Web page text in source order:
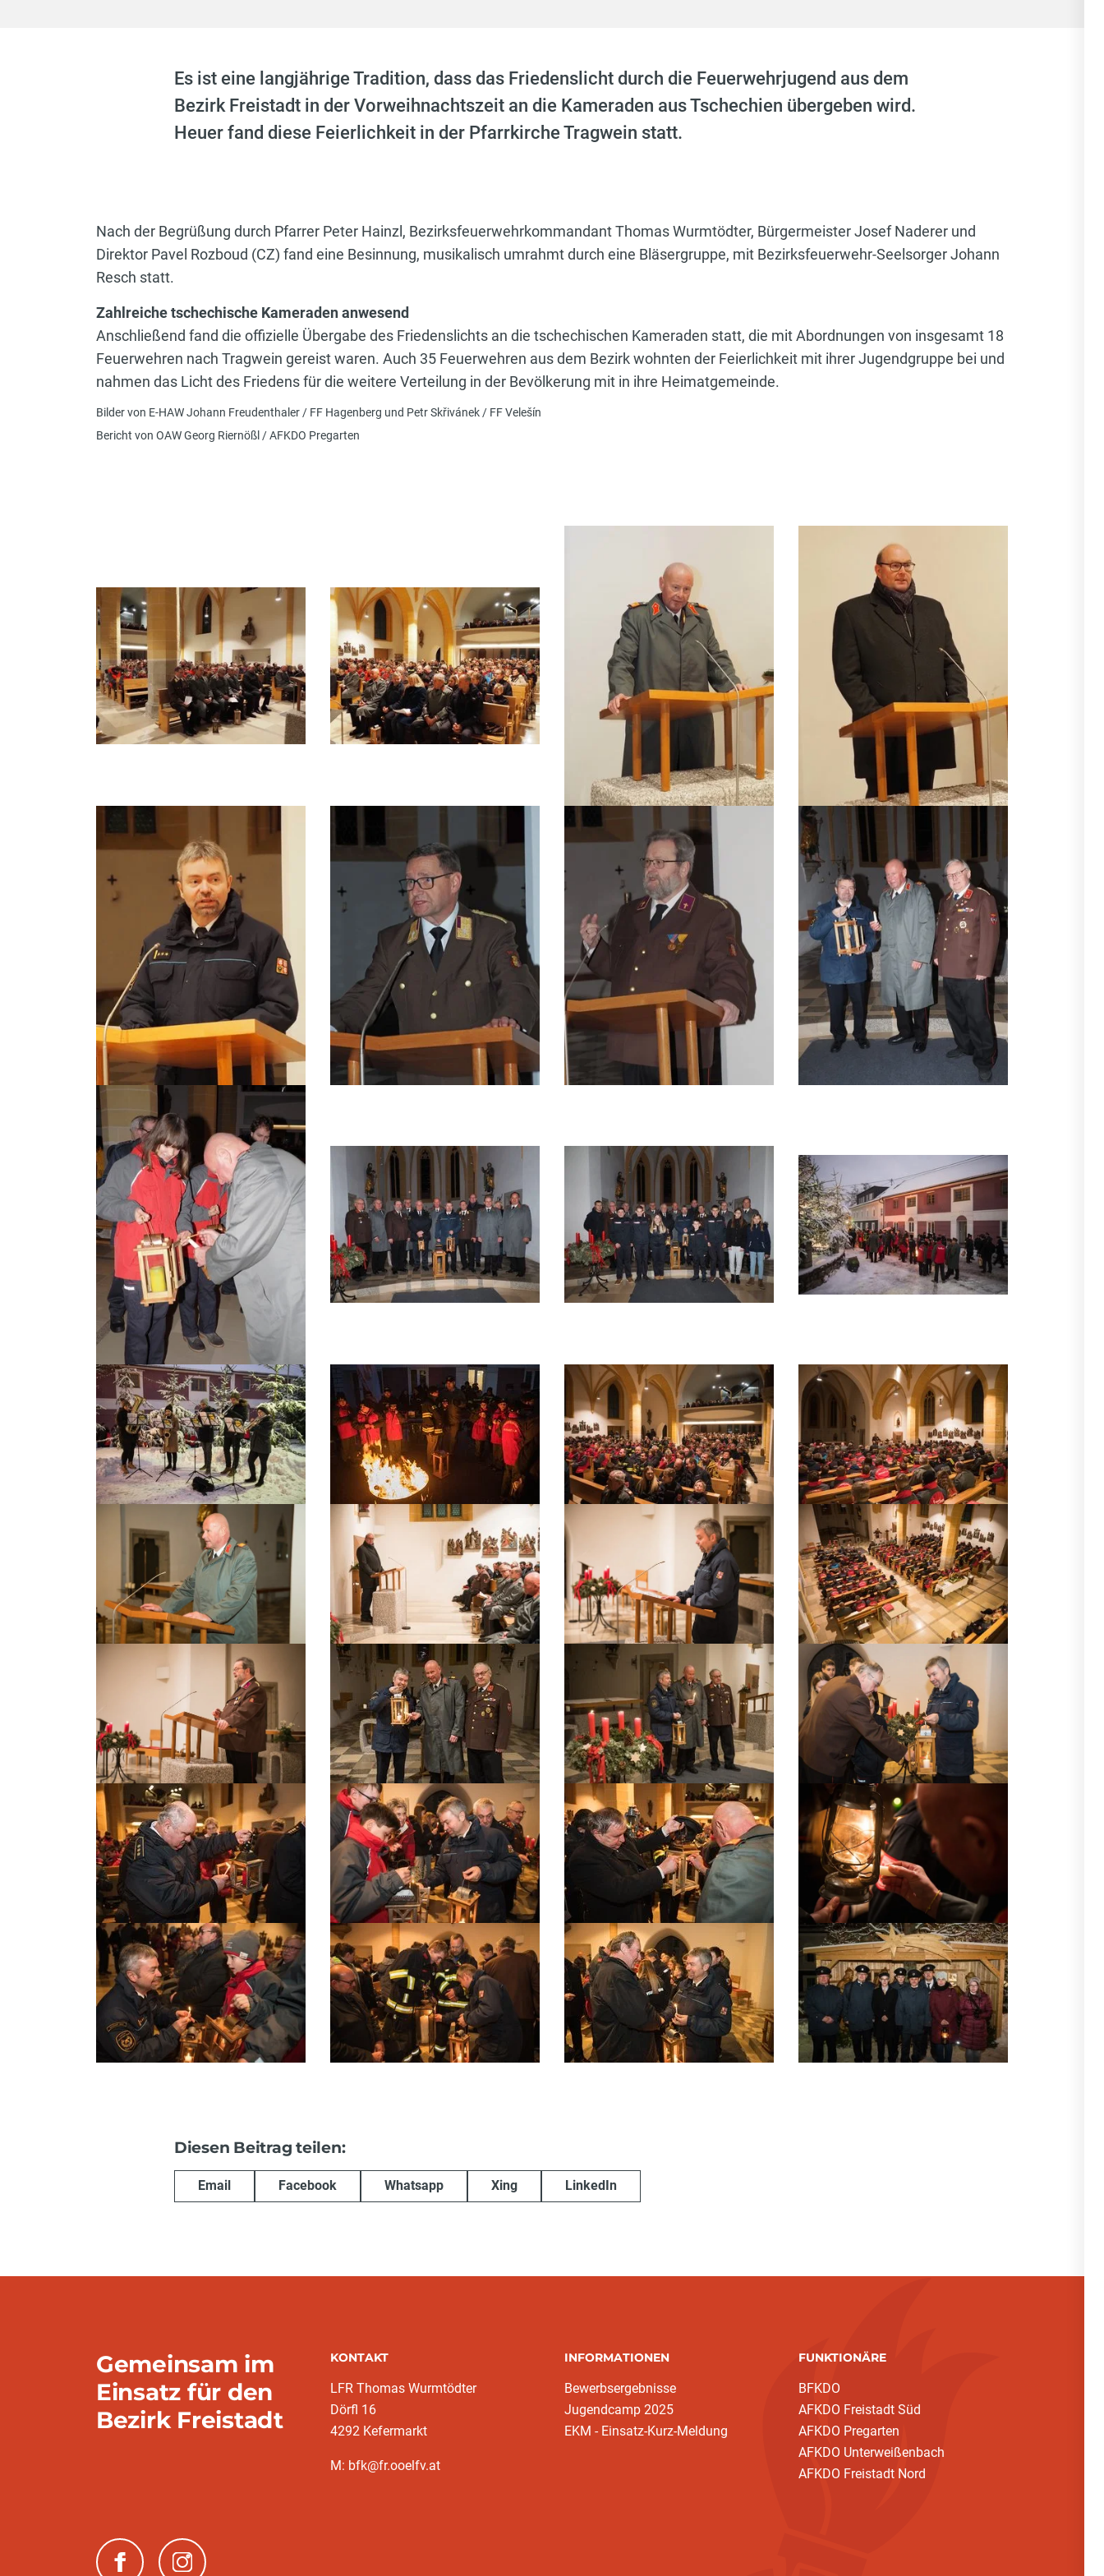
Es ist eine langjährige Tradition, dass das Friedenslicht durch die Feuerwehrjugend aus dem
Bezirk Freistadt in der Vorweihnachtszeit an die Kameraden aus Tschechien übergeben wird.
Heuer fand diese Feierlichkeit in der Pfarrkirche Tragwein statt.
Nach der Begrüßung durch Pfarrer Peter Hainzl, Bezirksfeuerwehrkommandant Thomas Wurmtödter, Bürgermeister Josef Naderer und
Direktor Pavel Rozboud (CZ) fand eine Besinnung, musikalisch umrahmt durch eine Bläsergruppe, mit Bezirksfeuerwehr-Seelsorger Johann
Resch statt.
Zahlreiche tschechische Kameraden anwesend
Anschließend fand die offizielle Übergabe des Friedenslichts an die tschechischen Kameraden statt, die mit Abordnungen von insgesamt 18
Feuerwehren nach Tragwein gereist waren. Auch 35 Feuerwehren aus dem Bezirk wohnten der Feierlichkeit mit ihrer Jugendgruppe bei und
nahmen das Licht des Friedens für die weitere Verteilung in der Bevölkerung mit in ihre Heimatgemeinde.
Bilder von E-HAW Johann Freudenthaler / FF Hagenberg und Petr Skřivánek / FF Velešín
Bericht von OAW Georg Riernößl / AFKDO Pregarten
Diesen Beitrag teilen:
Email Facebook Whatsapp Xing LinkedIn
Gemeinsam im
Einsatz für den
Bezirk Freistadt
KONTAKT
LFR Thomas Wurmtödter
Dörfl 16
4292 Kefermarkt
M: bfk@fr.ooelfv.at
INFORMATIONEN
Bewerbsergebnisse
Jugendcamp 2025
EKM - Einsatz-Kurz-Meldung
FUNKTIONÄRE
BFKDO
AFKDO Freistadt Süd
AFKDO Pregarten
AFKDO Unterweißenbach
AFKDO Freistadt Nord